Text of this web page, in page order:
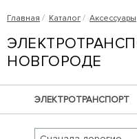
Главная Каталог Аксессуары
НОВГОРОДЕ
ЭЛЕКТРОТРАНСПОРТ